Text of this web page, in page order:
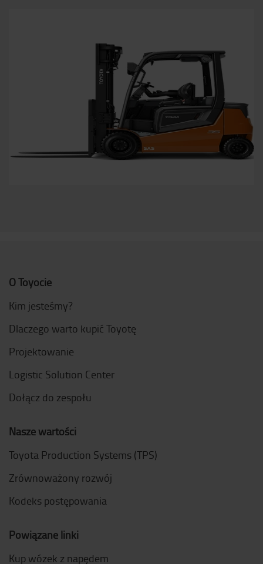
O Toyocie
Kim jesteśmy?
Dlaczego warto kupić Toyotę
Projektowanie
Logistic Solution Center
Dołącz do zespołu
Nasze wartości
Toyota Production Systems (TPS)
Zrównoważony rozwój
Kodeks postępowania
Powiązane linki
Kup wózek z napędem